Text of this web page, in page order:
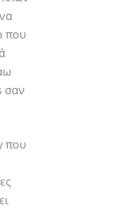
που
σαν
που